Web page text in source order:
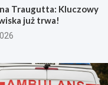
Traugutta: Kluczowy
już trwa!